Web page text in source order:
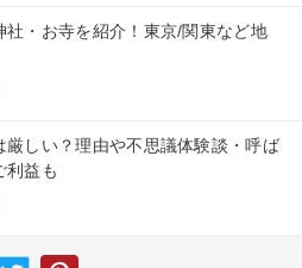
社・お寺を紹介！東京/関東など地
厳しい？理由や不思議体験談・呼ば
利益も